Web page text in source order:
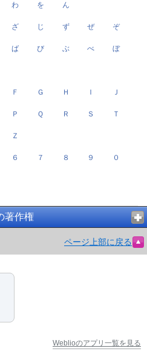
わ を ん
ざ じ ず ぜ ぞ
ば び ぶ べ ぼ
Ｆ Ｇ Ｈ Ｉ Ｊ
Ｐ Ｑ Ｒ Ｓ Ｔ
Ｚ
６ ７ ８ ９ ０
著作権
ページ上部に戻る
Weblioのアプリ一覧を見る